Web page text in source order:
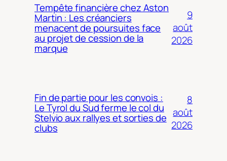
Tempête financière chez Aston
Martin : Les créanciers
menacent de poursuites face
au projet de cession de la
marque
9
août
2026
Fin de partie pour les convois :
Le Tyrol du Sud ferme le col du
Stelvio aux rallyes et sorties de
clubs
8
août
2026